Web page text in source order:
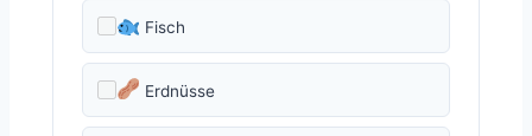
Fisch
Erdnüsse